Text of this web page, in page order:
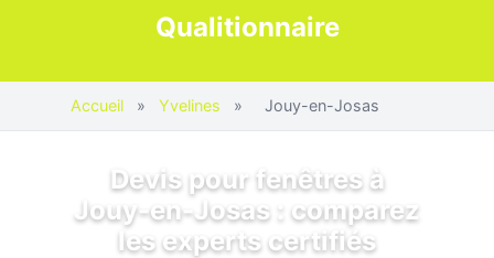
Qualitionnaire
Accueil » Yvelines » Jouy-en-Josas
Devis pour fenêtres à
Jouy-en-Josas : comparez
les experts certifiés